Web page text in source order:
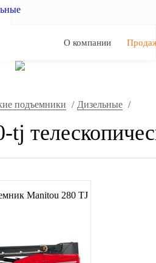
О компании
подъемники / Дизельные /
tj